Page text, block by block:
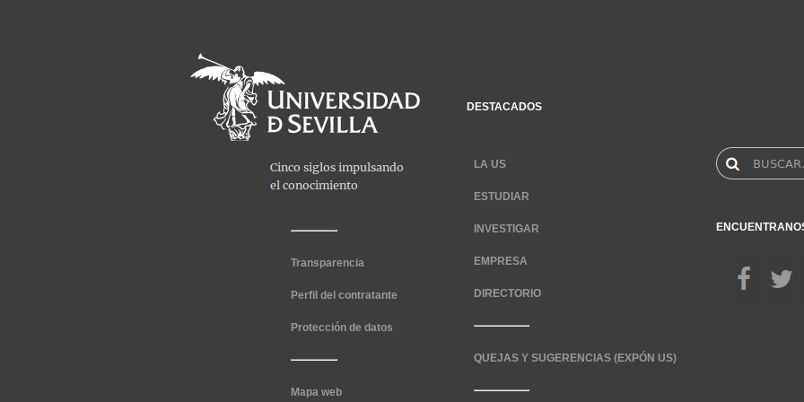
Transparencia
Perfil del contratante
Protección de datos
Mapa web
DESTACADOS
LA US
ESTUDIAR
INVESTIGAR
EMPRESA
DIRECTORIO
QUEJAS Y SUGERENCIAS (EXPÓN US)